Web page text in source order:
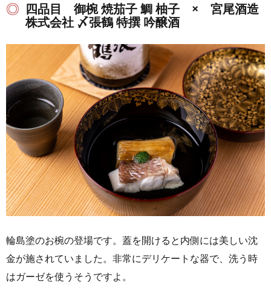
四品目 御椀 焼茄子 鯛 柚子 × 宮尾酒造
株式会社 〆張鶴 特撰 吟醸酒
輪島塗のお椀の登場です。蓋を開けると内側には美しい沈
金が施されていました。非常にデリケートな器で、洗う時
はガーゼを使うそうですよ。